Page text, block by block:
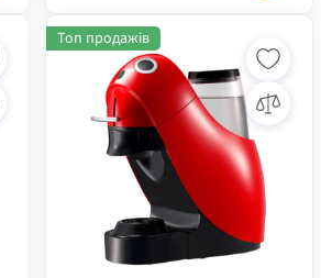
Топ продажів